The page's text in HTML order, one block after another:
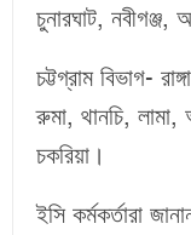
চুনারঘাট, নবীগঞ্জ,
চট্টগ্রাম বিভাগ-
রুমা, থানচি, লামা,
চকরিয়া।
ইসি কর্মকর্তারা